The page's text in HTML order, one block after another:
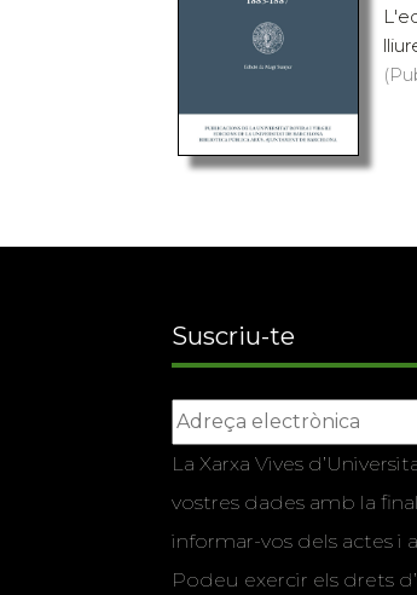
Suscriu-te
La Xarxa Vives
vostres dades amb la
informar-vos dels actes i
Podeu exercir els drets